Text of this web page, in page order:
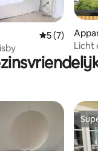
47 recensies
Gemiddelde
5 (7)
Licht